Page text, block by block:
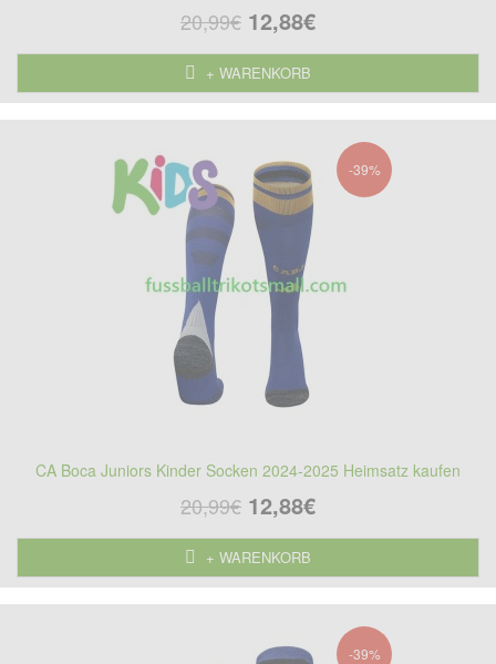
20,99€ 12,88€
+ WARENKORB
-39%
CA Boca Juniors Kinder Socken 2024-2025 Heimsatz kaufen
20,99€ 12,88€
+ WARENKORB
-39%